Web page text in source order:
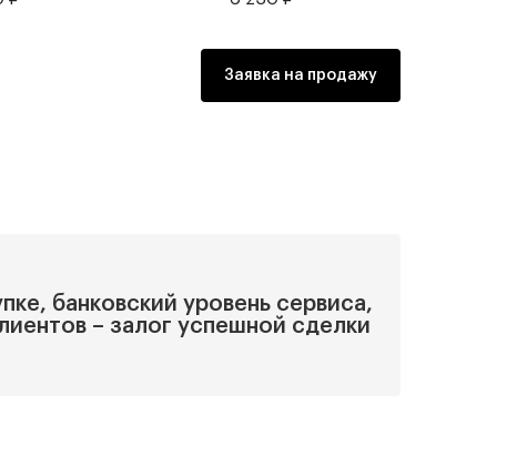
Заявка на продажу
банковский уровень сервиса,
– залог успешной сделки